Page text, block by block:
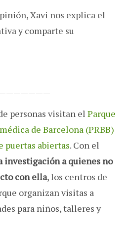
Xavi nos explica el
y comparte su
personas visitan el Parque
de Barcelona (PRBB)
puertas abiertas. Con el
investigación a quienes no
con ella, los centros de
organizan visitas a
para niños, talleres y